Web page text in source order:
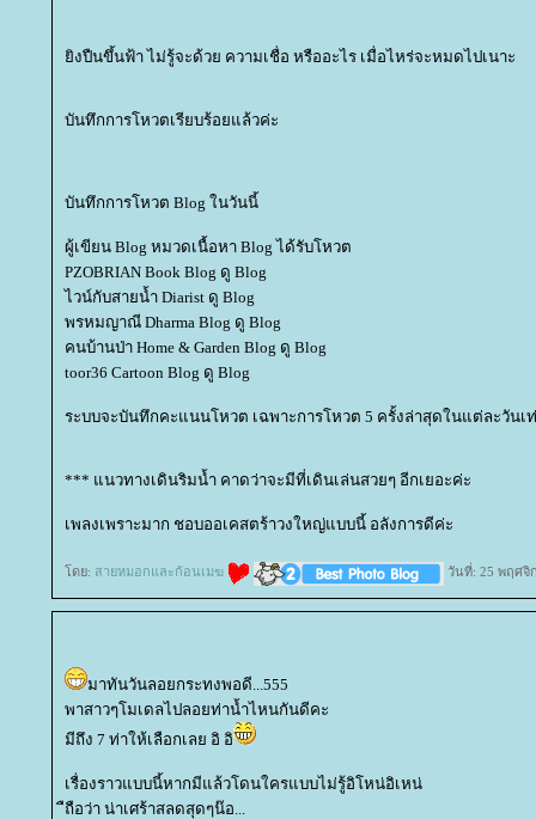
ิงปืนขึ้นฟ้า ไม่รู้จะด้วย ความเชื่อ หรืออะไร เมื่อไหร่จะหมดไปเนาะ
บันทึกการโหวตเรียบร้อยแล้วค่ะ
บันทึกการโหวต Blog ในวันนี้
ผู้เขียน Blog หมวดเนื้อหา Blog ได้รับโหวต
PZOBRIAN Book Blog ดู Blog
ไวน์กับสายน้ำ Diarist ดู Blog
พรหมญาณี Dharma Blog ดู Blog
คนบ้านป่า Home & Garden Blog ดู Blog
toor36 Cartoon Blog ดู Blog
ระบบจะบันทึกคะแนนโหวต เฉพาะการโหวต 5 ครั้งล่าสุดในแต่ละวันเ
*** แนวทางเดินริมน้ำ คาดว่าจะมีที่เดินเล่นสวยๆ อีกเยอะค่ะ
เพลงเพราะมาก ชอบออเคสตร้าวงใหญ่แบบนี้ อลังการดีค่ะ
ดย: สายหมอกและก้อนเมฆ วันที่: 25 พฤศจิ
มาทันวันลอยกระทงพอดี...555
พาสาวๆโมเดลไปลอยท่าน้ำไหนกันดีคะ
มีถึง 7 ท่าให้เลือกเลย อิ อิ
เรื่องราวแบบนี้หากมีแล้วโดนใครแบบไม่รู้อิโหน่อิเหน่
ืถือว่า น่าเศร้าสลดสุดๆน๊อ...